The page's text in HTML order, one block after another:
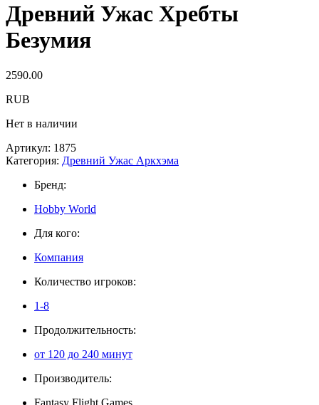
Древний Ужас Хребты
Безумия
2590.00
RUB
Нет в наличии
Артикул: 1875
Категория: Древний Ужас Аркхэма
Бренд:
Hobby World
Для кого:
Компания
Количество игроков:
1-8
Продолжительность:
от 120 до 240 минут
Производитель:
Fantasy Flight Games